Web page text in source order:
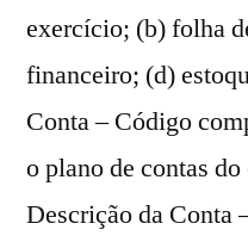
exercício; (b) folha
financeiro; (d)
Conta – Código
o plano de contas
Descrição da Conta